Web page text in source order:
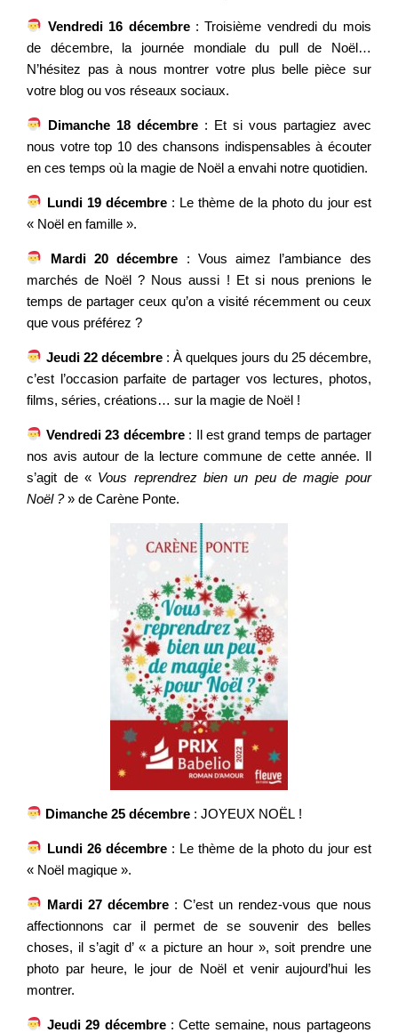
Vendredi 16 décembre: Troisième vendredi du mois
de décembre, la journée mondiale du pull de Noël…
N’hésitez pas à nous montrer votre plus belle pièce sur
votre blog ou vos réseaux sociaux.
Dimanche 18 décembre : Et si vous partagiez avec
nous votre top 10 des chansons indispensables à écouter
en ces temps où la magie de Noël a envahi notre quotidien.
Lundi 19 décembre: Le thème de la photo du jour est
« Noël en famille ».
Mardi 20 décembre : Vous aimez l’ambiance des
marchés de Noël ? Nous aussi ! Et si nous prenions le
temps de partager ceux qu’on a visité récemment ou ceux
que vous préférez ?
Jeudi 22 décembre: À quelques jours du 25 décembre,
c’est l’occasion parfaite de partager vos lectures, photos,
films, séries, créations… sur la magie de Noël !
Vendredi 23 décembre: Il est grand temps de partager
nos avis autour de la lecture commune de cette année. Il
s’agit de « Vous reprendrez bien un peu de magie pour
Noël ?» de Carène Ponte.
Dimanche 25 décembre : JOYEUX NOËL !
Lundi 26 décembre: Le thème de la photo du jour est
« Noël magique ».
Mardi 27 décembre : C’est un rendez-vous que nous
affectionnons car il permet de se souvenir des belles
choses, il s’agit d’ « a picture an hour », soit prendre une
photo par heure, le jour de Noël et venir aujourd’hui les
montrer.
Jeudi 29 décembre: Cette semaine, nous partageons